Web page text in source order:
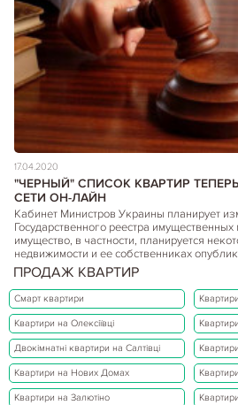
17.04.2020
"ЧЕРНЫЙ" СПИСОК КВАРТИР
СЕТИ ОН-ЛАЙН
Кабинет Министров Украины планирует
Государственного реестра
имущество, в частности, планируется
недвижимости и ее собственниках
ПРОДАЖ КВАРТИР
Смарт квартири Квартири
Квартири на Олексіївці
Двокімнатні квартири на Салтівці
Квартири на Нових Домах
Квартири на Залютіно